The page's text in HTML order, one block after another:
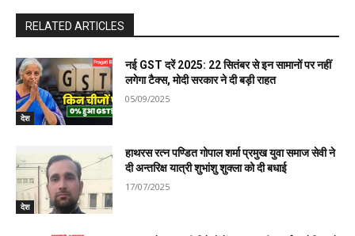
RELATED ARTICLES
देश
नई GST दरें 2025: 22 सितंबर से इन सामानों पर नहीं
लगेगा टैक्स, मोदी सरकार ने दी बड़ी राहत
05/09/2025
देश
हाथरस रत्न पण्डित गोपाल शर्मा प्रमुख युवा समाज सेवी ने
दी अन्तरिक्ष यात्री शुभांशु शुक्ला को दी बधाई
17/07/2025